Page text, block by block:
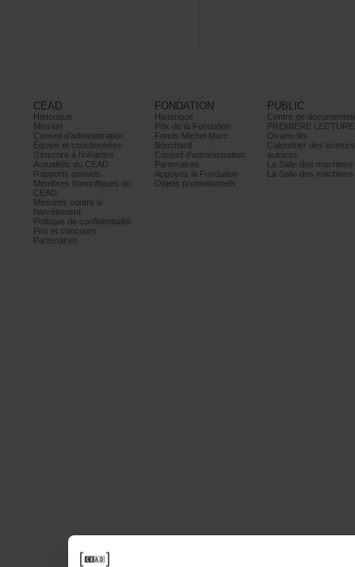
CEAD
Historique
Mission
Conseild’administration
Équipeetcoordonnées
S’inscrireàl’infolettre
ActualitésduCEAD
Rapportsannuels
Membreshonorifiquesdu
CEAD
Mesurescontrele
harcèlement
Politiquedeconfidentialité
Prixetconcours
Partenaires
FONDATION
Historique
PrixdelaFondation
FondsMichelMarc
Bouchard
Conseild’administration
Partenaires
AppuyezlaFondation
Objetspromotionnels
PUBLIC
PREMIÈRELECTURE
Divans-lits
autrices